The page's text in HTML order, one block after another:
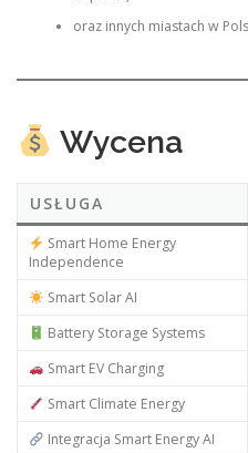
oraz innych miastach w
Wycena
USŁUGA
Smart Home Energy
Independence
Smart Solar AI
Battery Storage Systems
Smart EV Charging
Smart Climate Energy
Integracja Smart Energy AI